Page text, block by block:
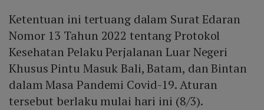
Ketentuan ini tertuang dalam Surat Edaran
Nomor 13 Tahun 2022 tentang Protokol
Kesehatan Pelaku Perjalanan Luar Negeri
Khusus Pintu Masuk Bali, Batam, dan Bintan
dalam Masa Pandemi Covid-19. Aturan
tersebut berlaku mulai hari ini (8/3).